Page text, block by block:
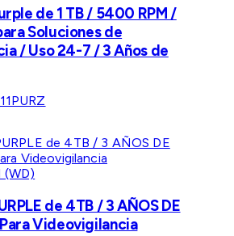
de 1 TB / 5400 RPM /
Soluciones de
/ Uso 24-7 / 3 Años de
(WD)
de 4TB / 3 AÑOS DE
Videovigilancia